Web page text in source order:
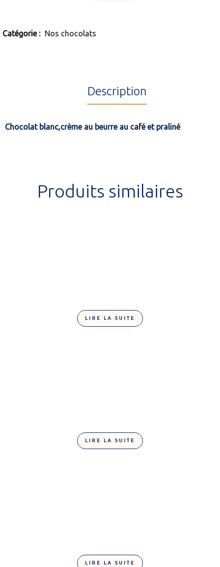
Catégorie : Nos chocolats
Description
Chocolat blanc,crème au beurre au café et praliné
Produits similaires
LIRE LA SUITE
LIRE LA SUITE
LIRE LA SUITE